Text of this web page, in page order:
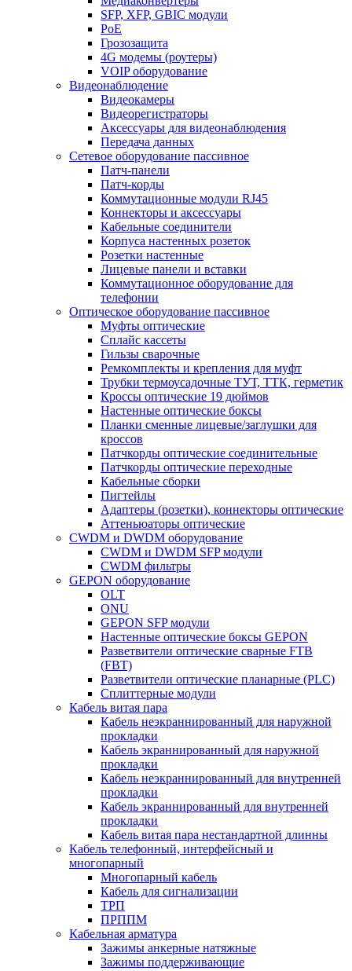
SFP, XFP, GBIC модули
PoE
Грозозащита
4G модемы (роутеры)
VOIP оборудование
Видеонаблюдение
Видеокамеры
Видеорегистраторы
Аксессуары для видеонаблюдения
Передача данных
Сетевое оборудование пассивное
Патч-панели
Патч-корды
Коммутационные модули RJ45
Коннекторы и аксессуары
Кабельные соединители
Корпуса настенных розеток
Розетки настенные
Лицевые панели и вставки
Коммутационное оборудование для
телефонии
Оптическое оборудование пассивное
Муфты оптические
Сплайс кассеты
Гильзы сварочные
Ремкомплекты и крепления для муфт
Трубки термоусадочные ТУТ, ТТК, герметик
Кроссы оптические 19 дюймов
Настенные оптические боксы
Планки сменные лицевые/заглушки для
кроссов
Патчкорды оптические соединительные
Патчкорды оптические переходные
Кабельные сборки
Пигтейлы
Адаптеры (розетки), коннекторы оптические
Аттеньюаторы оптические
CWDM и DWDM оборудование
CWDM и DWDM SFP модули
CWDM фильтры
GEPON оборудование
OLT
ONU
GEPON SFP модули
Настенные оптические боксы GEPON
Разветвители оптические сварные FTB
(FBT)
Разветвители оптические планарные (PLC)
Сплиттерные модули
Кабель витая пара
Кабель неэкраннированный для наружной
прокладки
Кабель экраннированный для наружной
прокладки
Кабель неэкраннированный для внутренней
прокладки
Кабель экраннированный для внутренней
прокладки
Кабель витая пара нестандартной длинны
Кабель телефонный, интерфейсный и
многопарный
Многопарный кабель
Кабель для сигнализации
ТРП
ПРППМ
Кабельная арматура
Зажимы анкерные натяжные
Зажимы поддерживающие